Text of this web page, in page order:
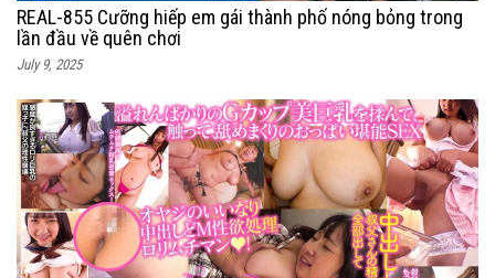
REAL-855 Cưỡng hiếp em gái thành phố nóng bỏng trong
lần đầu về quên chơi
July 9, 2025